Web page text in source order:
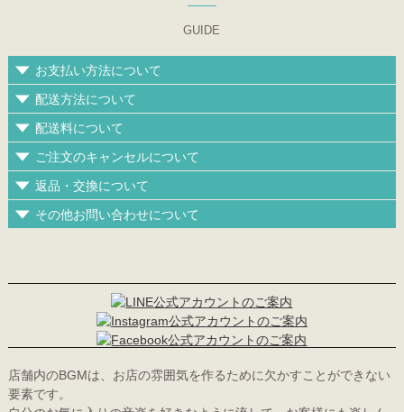
GUIDE
お支払い方法について
配送方法について
配送料について
ご注文のキャンセルについて
返品・交換について
その他お問い合わせについて
店舗内のBGMは、お店の雰囲気を作るために欠かすことができない
要素です。